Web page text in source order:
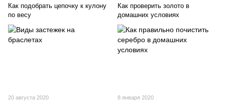
Как подобрать цепочку к кулону
по весу
Как проверить золото в
домашних условиях
20 августа 2020 8 января 2020